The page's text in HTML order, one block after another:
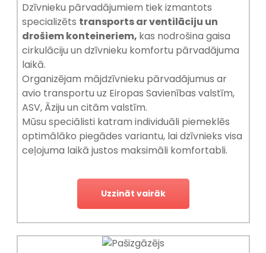
Dzīvnieku pārvadājumiem tiek izmantots
specializēts transports ar ventilāciju un
drošiem konteineriem, kas nodrošina gaisa
cirkulāciju un dzīvnieku komfortu pārvadājuma
laikā.
Organizējam mājdzīvnieku pārvadājumus ar
avio transportu uz Eiropas Savienības valstīm,
ASV, Āziju un citām valstīm.
Mūsu speciālisti katram individuāli piemeklēs
optimālāko piegādes variantu, lai dzīvnieks visa
ceļojuma laikā justos maksimāli komfortabli.
Uzzināt vairāk